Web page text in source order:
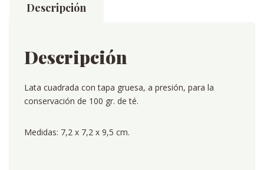
Descripción
Descripción
Lata cuadrada con tapa gruesa, a presión, para la
conservación de 100 gr. de té.
Medidas: 7,2 x 7,2 x 9,5 cm.